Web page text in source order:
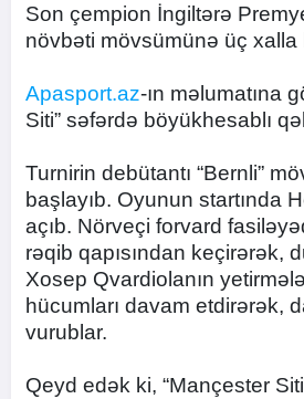
Son çempion İngiltərə
növbəti mövsümünə üç xalla
Apasport.az-ın məlumatına
Siti” səfərdə böyükhesablı
Turnirin debütantı “Bernli”
başlayıb. Oyunun startında
açıb. Nörveçi forvard
rəqib qapısından keçirərək,
Xosep Qvardiolanın
hücumları davam etdirərək,
vurublar.
Qeyd edək ki, “Mançester